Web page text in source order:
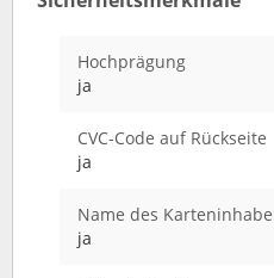
Hochprägung
ja
CVC-Code auf Rückseite
ja
Name des
ja